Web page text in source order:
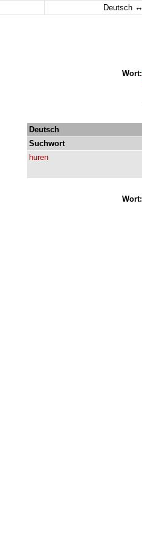
Deutsch ↔
Wort:
Deutsch
Suchwort
huren
Wort: